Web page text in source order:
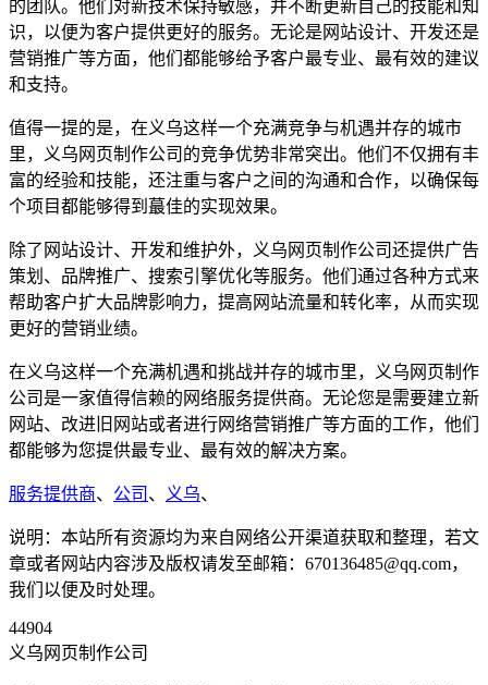
的团队。他们对新技术保持敏感，并不断更新自己的技能和知
识，以便为客户提供更好的服务。无论是网站设计、开发还是
营销推广等方面，他们都能够给予客户最专业、最有效的建议
和支持。
值得一提的是，在义乌这样一个充满竞争与机遇并存的城市
里，义乌网页制作公司的竞争优势非常突出。他们不仅拥有丰
富的经验和技能，还注重与客户之间的沟通和合作，以确保每
个项目都能够得到蕞佳的实现效果。
除了网站设计、开发和维护外，义乌网页制作公司还提供广告
策划、品牌推广、搜索引擎优化等服务。他们通过各种方式来
帮助客户扩大品牌影响力，提高网站流量和转化率，从而实现
更好的营销业绩。
在义乌这样一个充满机遇和挑战并存的城市里，义乌网页制作
公司是一家值得信赖的网络服务提供商。无论您是需要建立新
网站、改进旧网站或者进行网络营销推广等方面的工作，他们
都能够为您提供最专业、最有效的解决方案。
服务提供商、 公司 、 义乌、
说明：本站所有资源均为来自网络公开渠道获取和整理，若文
章或者网站内容涉及版权请发至邮箱：670136485@qq.com，
我们以便及时处理。
44904
义乌网页制作公司